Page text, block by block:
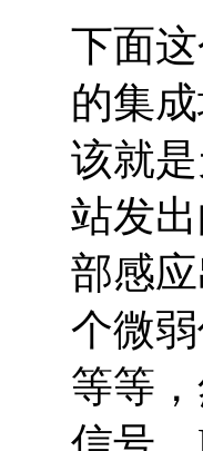
下面
的集
该就
站发
部感
个微
等等